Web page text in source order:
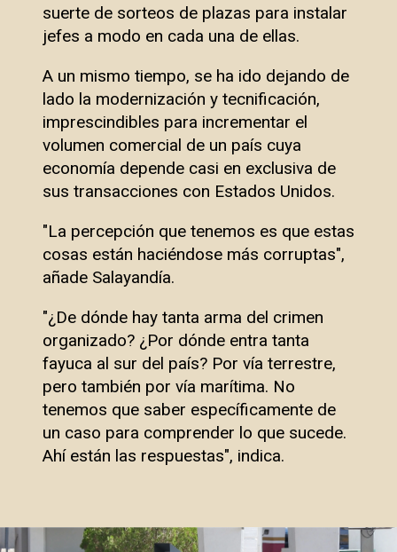
suerte de sorteos de plazas para instalar
jefes a modo en cada una de ellas.
A un mismo tiempo, se ha ido dejando de
lado la modernización y tecnificación,
imprescindibles para incrementar el
volumen comercial de un país cuya
economía depende casi en exclusiva de
sus transacciones con Estados Unidos.
"La percepción que tenemos es que estas
cosas están haciéndose más corruptas",
añade Salayandía.
"¿De dónde hay tanta arma del crimen
organizado? ¿Por dónde entra tanta
fayuca al sur del país? Por vía terrestre,
pero también por vía marítima. No
tenemos que saber específicamente de
un caso para comprender lo que sucede.
Ahí están las respuestas", indica.